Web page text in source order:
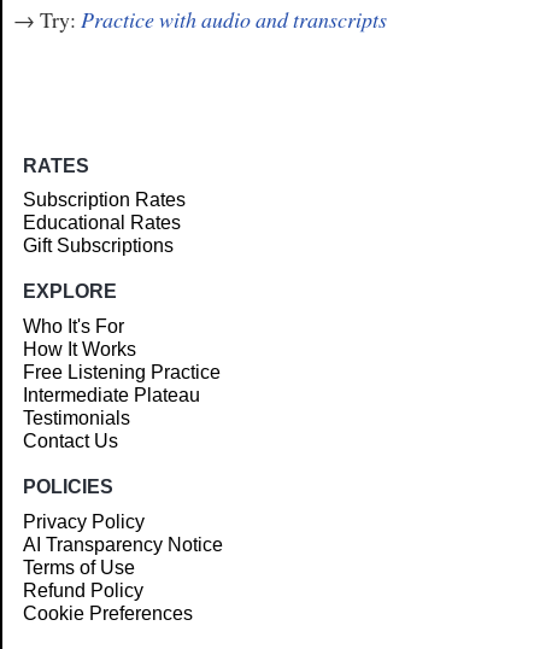
→ Try: Practice with audio and transcripts
RATES
Subscription Rates
Educational Rates
Gift Subscriptions
EXPLORE
Who It's For
How It Works
Free Listening Practice
Intermediate Plateau
Testimonials
Contact Us
POLICIES
Privacy Policy
AI Transparency Notice
Terms of Use
Refund Policy
Cookie Preferences